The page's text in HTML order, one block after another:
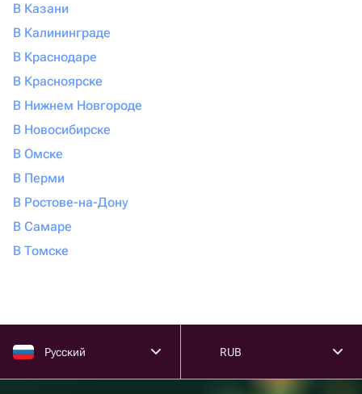
В Казани
В Калининграде
В Краснодаре
В Красноярске
В Нижнем Новгороде
В Новосибирске
В Омске
В Перми
В Ростове-на-Дону
В Самаре
В Томске
Русский RUB